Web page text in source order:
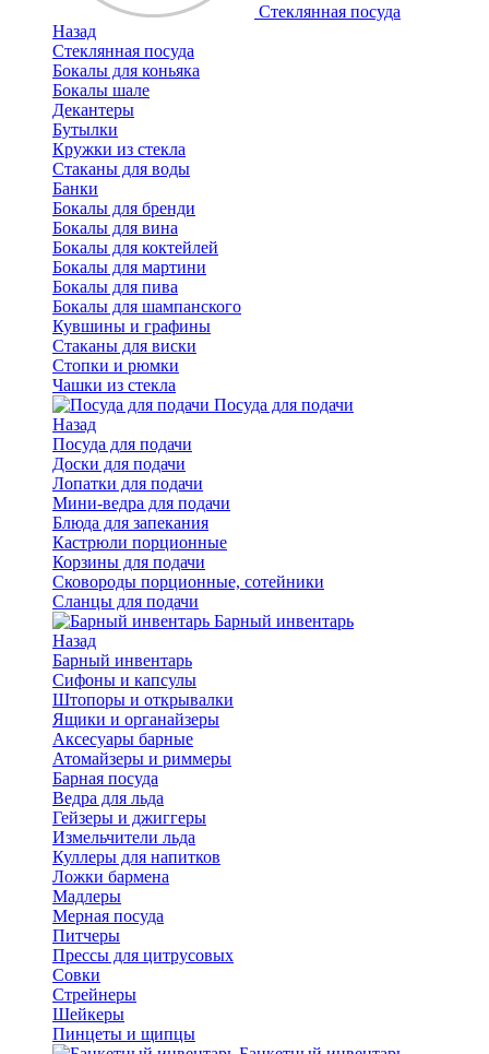
Стеклянная посуда
Назад
Стеклянная посуда
Бокалы для коньяка
Бокалы шале
Декантеры
Бутылки
Кружки из стекла
Стаканы для воды
Банки
Бокалы для бренди
Бокалы для вина
Бокалы для коктейлей
Бокалы для мартини
Бокалы для пива
Бокалы для шампанского
Кувшины и графины
Стаканы для виски
Стопки и рюмки
Чашки из стекла
Посуда для подачи
Назад
Посуда для подачи
Доски для подачи
Лопатки для подачи
Мини-ведра для подачи
Блюда для запекания
Кастрюли порционные
Корзины для подачи
Сковороды порционные, сотейники
Сланцы для подачи
Барный инвентарь
Назад
Барный инвентарь
Сифоны и капсулы
Штопоры и открывалки
Ящики и органайзеры
Аксесуары барные
Атомайзеры и риммеры
Барная посуда
Ведра для льда
Гейзеры и джиггеры
Измельчители льда
Куллеры для напитков
Ложки бармена
Мадлеры
Мерная посуда
Питчеры
Прессы для цитрусовых
Совки
Стрейнеры
Шейкеры
Пинцеты и щипцы